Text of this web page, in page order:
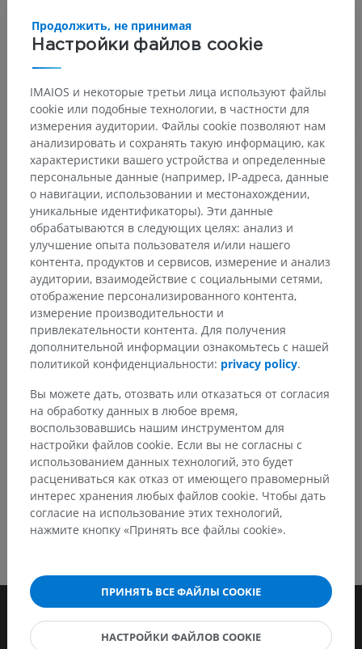
Основные структуры:Нет анатомических терминов,
относящихся к этой части тела
Сравнительная анатомия человека
Переводы
Заметили ошибку?
Не стесняйтесь предложить поправку, свою версию
перевода или решение по улучшению контента.
Сообщить об ошибке
СКАЧАТЬ ПРИЛОЖЕНИЕ
Настройки файлов cookie
Продолжить, не принимая
IMAIOS и некоторые третьи лица используют файлы
cookie или подобные технологии, в частности для
измерения аудитории. Файлы cookie позволяют нам
анализировать и сохранять такую информацию, как
характеристики вашего устройства и определенные
персональные данные (например, IP-адреса, данные
о навигации, использовании и местонахождении,
уникальные идентификаторы). Эти данные
обрабатываются в следующих целях: анализ и
улучшение опыта пользователя и/или нашего
контента, продуктов и сервисов, измерение и анализ
аудитории, взаимодействие с социальными сетями,
отображение персонализированного контента,
измерение производительности и
привлекательности контента. Для получения
дополнительной информации ознакомьтесь с нашей
политикой конфиденциальности: privacy policy.
Вы можете дать, отозвать или отказаться от согласия
на обработку данных в любое время,
воспользовавшись нашим инструментом для
настройки файлов cookie. Если вы не согласны с
использованием данных технологий, это будет
расцениваться как отказ от имеющего правомерный
интерес хранения любых файлов cookie. Чтобы дать
согласие на использование этих технологий,
нажмите кнопку «Принять все файлы cookie».
ПРИНЯТЬ ВСЕ ФАЙЛЫ COOKIE
НАСТРОЙКИ ФАЙЛОВ COOKIE